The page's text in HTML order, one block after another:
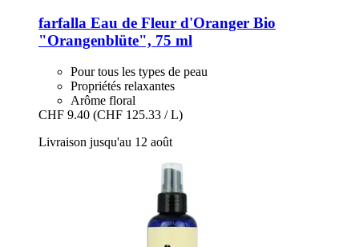
farfalla Eau de Fleur d'Oranger Bio
"Orangenblüte", 75 ml
Pour tous les types de peau
Propriétés relaxantes
Arôme floral
CHF 9.40 (CHF 125.33 / L)
Livraison jusqu'au 12 août